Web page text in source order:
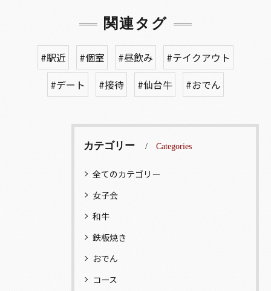
関連タグ
#駅近 #個室 #昼飲み
#テイクアウト
#デート
#接待 #仙台牛 #おでん
カテゴリー Categories
全てのカテゴリー
女子会
和牛
鉄板焼き
おでん
コース